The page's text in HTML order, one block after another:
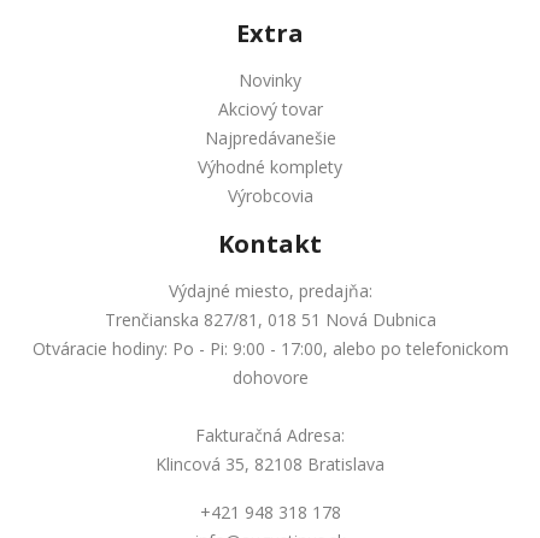
Extra
Novinky
Akciový tovar
Najpredávanešie
Výhodné komplety
Výrobcovia
Kontakt
Výdajné miesto, predajňa:
Trenčianska 827/81, 018 51 Nová Dubnica
Otváracie hodiny: Po - Pi: 9:00 - 17:00, alebo po telefonickom
dohovore
Fakturačná Adresa:
Klincová 35, 82108 Bratislava
+421 948 318 178